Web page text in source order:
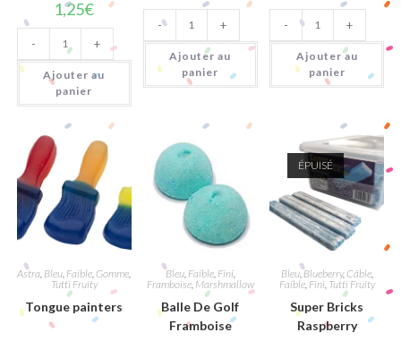
1,25€
quantité
de
Langues
Bleues
Citriques
- +
Ajouter au
panier
quantité
de
Schtroumpfs
- +
Ajouter au
panier
quantité
de
Orca
Bicolor
- +
Ajouter au
panier
Astra Bleu Faible Gomme
Tutti Fruity
Tongue painters
Bleu, Faible, Fini,
Framboise, Marshmallow
Balle De Golf
Framboise
ÉPUISÉ
Bleu,Blueberry, Câble,
Faible, Fini, Tutti Fruity
Super Bricks
Raspberry